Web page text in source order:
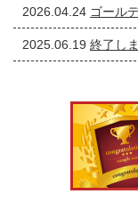
2026.04.24 ゴール
2025.06.19 終了し